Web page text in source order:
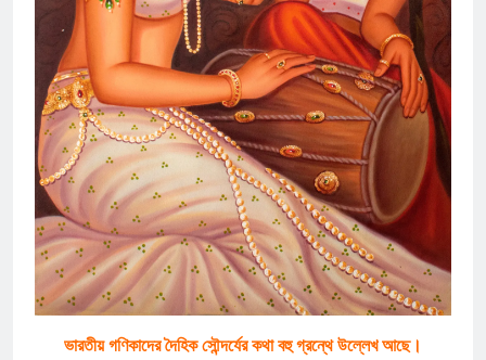
ভারতীয় গণিকাদের দৈহিক সৌন্দর্যের কথা বহু গ্রন্থে উল্লেখ আছে।